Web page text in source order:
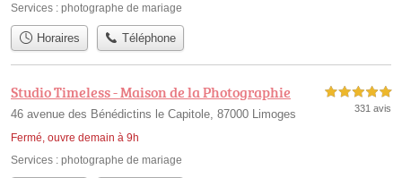
Services : photographe de mariage
Horaires Téléphone
Studio Timeless - Maison de la Photographie
46 avenue des Bénédictins le Capitole, 87000 Limoges
Fermé, ouvre demain à 9h
5,0 étoiles sur 5
331 avis
Services : photographe de mariage